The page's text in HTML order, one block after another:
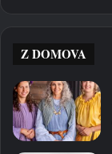
Z DOMOVA